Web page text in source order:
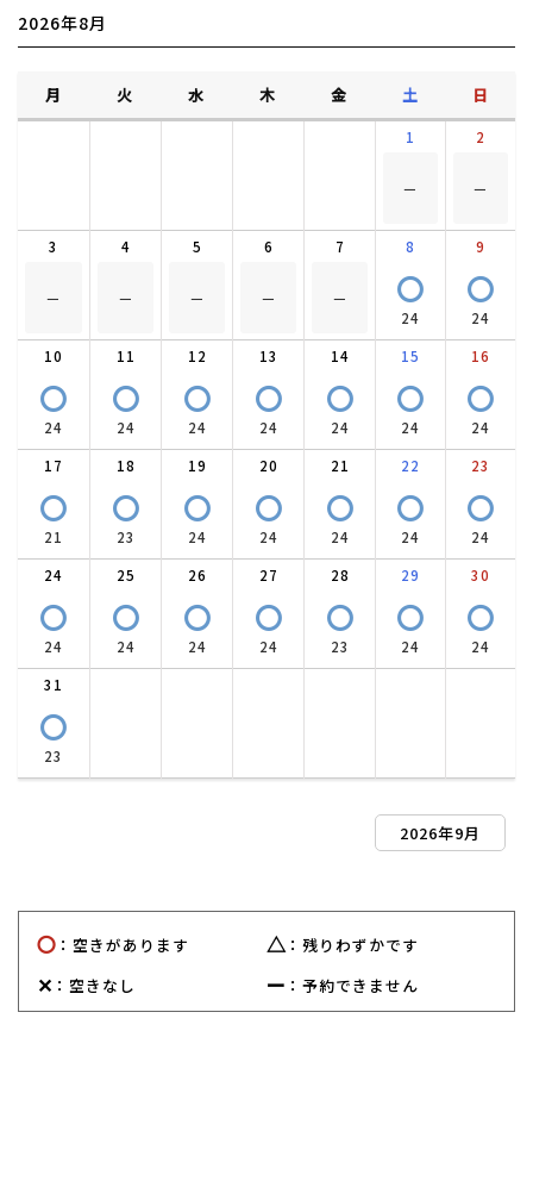
2026年8月
月 火 水 木 金 土 日
1
－
2
－
3
－
4
－
5
－
6
－
7
－
8
〇
24
9
〇
24
10
〇
24
11
〇
24
12
〇
24
13
〇
24
14
〇
24
15
〇
24
16
〇
24
17
〇
21
18
〇
23
19
〇
24
20
〇
24
21
〇
24
22
〇
24
23
〇
24
24
〇
24
25
〇
24
26
〇
24
27
〇
24
28
〇
23
29
〇
24
30
〇
24
31
〇
23
2026年9月
〇 ：空きがあります △ ：残りわずかです
✕ ：空きなし ー ：予約できません